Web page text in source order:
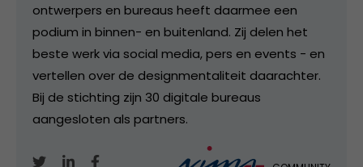
ontwerpers en bureaus heeft daarmee een
podium in binnen- en buitenland. Zij delen het
beste werk via social media, pers en events - en
vertellen over de designmentaliteit daarachter.
Bij de stichting zijn 30 digitale bureaus
aangesloten als partners.